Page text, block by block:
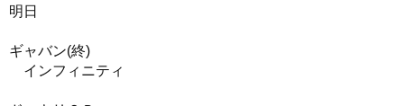
明日
ギャバン(終)
インフィニティ